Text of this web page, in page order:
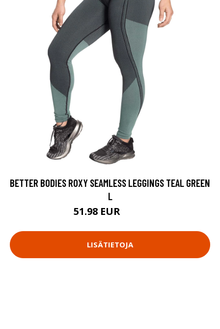
BETTER BODIES ROXY SEAMLESS LEGGINGS TEAL GREEN
L
51.98 EUR
LISÄTIETOJA